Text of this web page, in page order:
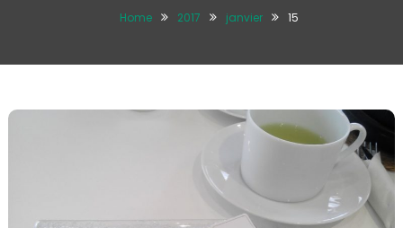
Home 2017 janvier 15